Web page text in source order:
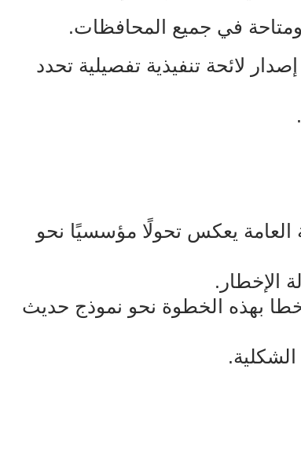
ومتاحة في جميع المحافظات.
لائحة تنفيذية تفصيلية تحدد
العامة يعكس تحولًا مؤسسيًا نحو
الإخطار.
بهذه الخطوة نحو نموذج حديث